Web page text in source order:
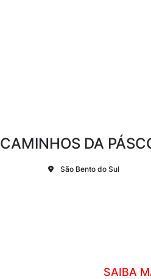
CAMINHOS DA
São Bento do Sul
SAIBA